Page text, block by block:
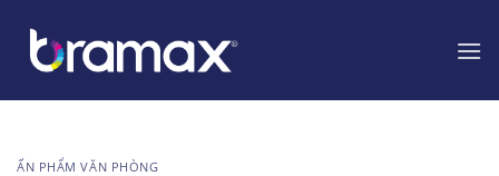
dung
ẤN PHẨM VĂN PHÒNG